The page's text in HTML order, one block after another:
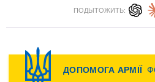
ПОДЫТОЖИТЬ: